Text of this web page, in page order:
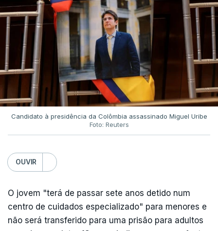
Candidato à presidência da Colômbia assassinado Miguel Uribe
Foto: Reuters
OUVIR
O jovem "terá de passar sete anos detido num
centro de cuidados especializado" para menores e
não será transferido para uma prisão para adultos